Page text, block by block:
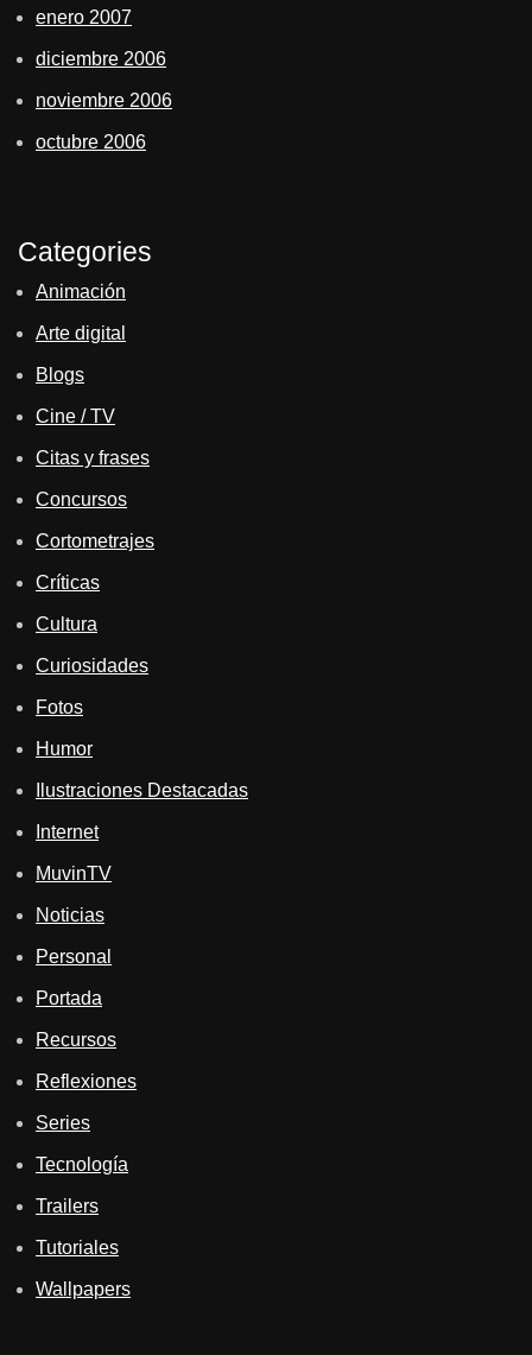
enero 2007
diciembre 2006
noviembre 2006
octubre 2006
Categories
Animación
Arte digital
Blogs
Cine / TV
Citas y frases
Concursos
Cortometrajes
Críticas
Cultura
Curiosidades
Fotos
Humor
Ilustraciones Destacadas
Internet
MuvinTV
Noticias
Personal
Portada
Recursos
Reflexiones
Series
Tecnología
Trailers
Tutoriales
Wallpapers